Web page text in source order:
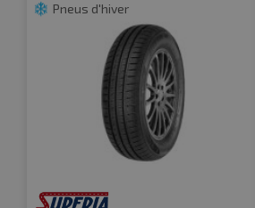
Pneus d'hiver